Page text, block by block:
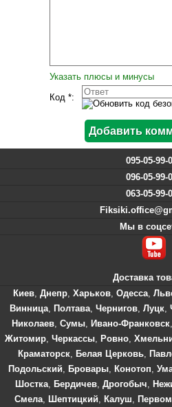
Указать плюсы и минусы
Код *:
095-05-99-
096-05-99-
063-05-99-
Мы в
Доставка
Киев, Днепр, Харьков, Одесса,
Винница, Полтава, Чернигов, Луцк,
Николаев, Сумы, Ивано-Франковск,
Житомир, Черкассы, Ровно,
Краматорск, Белая Церковь,
Подольский, Бровары, Конотоп,
Шостка, Бердичев, Дрогобыч,
Смела, Шептицкий, Калуш,